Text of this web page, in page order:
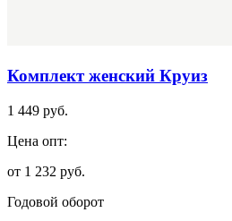
Комплект женский Круиз
1 449 руб.
Цена опт:
от 1 232 руб.
Годовой оборот